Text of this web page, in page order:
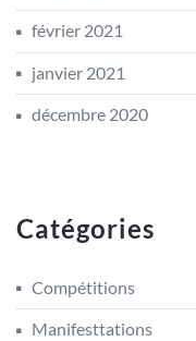
février 2021
janvier 2021
décembre 2020
Catégories
Compétitions
Manifesttations